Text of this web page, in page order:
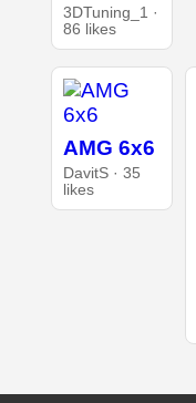
3DTuning_1 ·
86 likes
AMG 6x6
DavitS · 35
likes